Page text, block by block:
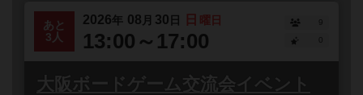
あと
3人
2026年 08 月 30 日 日 曜日
13:00～17:00
9
大阪ボードゲーム交流会イベント